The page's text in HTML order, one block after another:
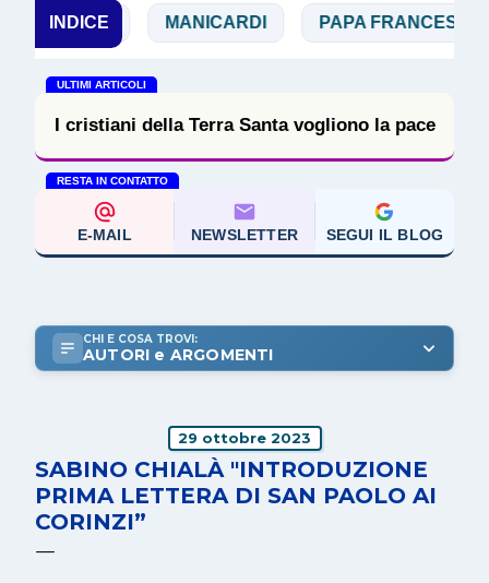
INDICE
MAGGI MANICARDI PAPA FRANCESCO
ULTIMI ARTICOLI
I cristiani della Terra Santa vogliono la pace
RESTA IN CONTATTO
E-MAIL NEWSLETTER SEGUI IL BLOG
CHI E COSA TROVI:
AUTORI e ARGOMENTI
29 ottobre 2023
SABINO CHIALÀ "INTRODUZIONE
PRIMA LETTERA DI SAN PAOLO AI
CORINZI”